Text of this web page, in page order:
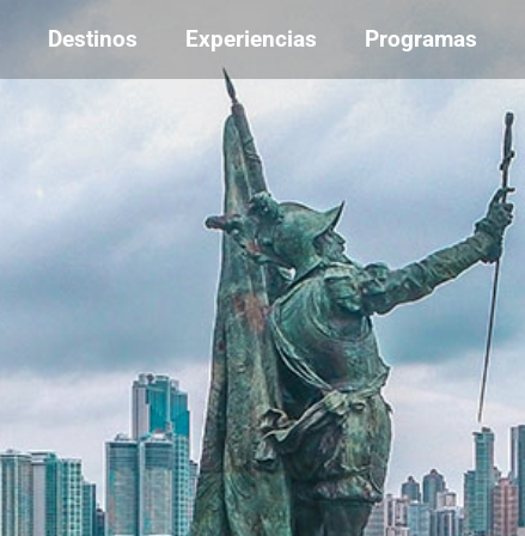
Destinos Experiencias Programas